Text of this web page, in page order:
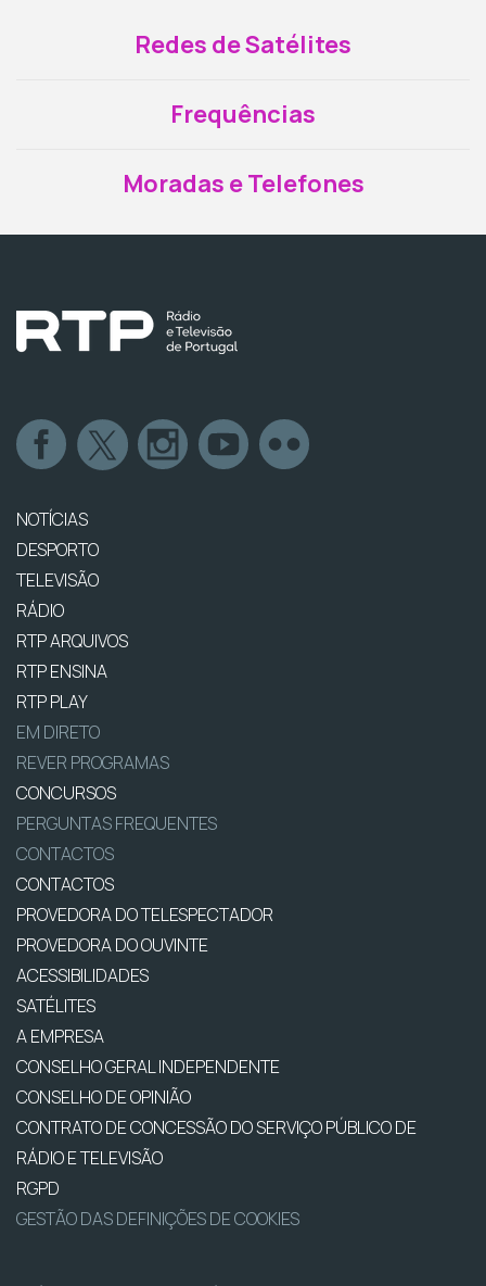
Redes de Satélites
Frequências
Moradas e Telefones
NOTÍCIAS
DESPORTO
TELEVISÃO
RÁDIO
RTP ARQUIVOS
RTP ENSINA
RTP PLAY
EM DIRETO
REVER PROGRAMAS
CONCURSOS
PERGUNTAS FREQUENTES
CONTACTOS
CONTACTOS
PROVEDORA DO TELESPECTADOR
PROVEDORA DO OUVINTE
ACESSIBILIDADES
SATÉLITES
A EMPRESA
CONSELHO GERAL INDEPENDENTE
CONSELHO DE OPINIÃO
CONTRATO DE CONCESSÃO DO SERVIÇO PÚBLICO DE
RÁDIO E TELEVISÃO
RGPD
GESTÃO DAS DEFINIÇÕES DE COOKIES